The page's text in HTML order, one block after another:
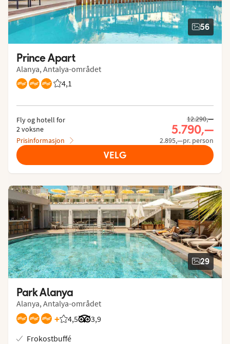
56
Prince Apart
Alanya, Antalya-området
4,1
Vurdering fra Vings gjester: 4.093/5
Fly og hotell for
2 voksne
Prisinformasjon
12.290,—
5.790,—
2.895,—pr. person
VELG
29
Park Alanya
Alanya, Antalya-området
+ 4,5
Vurdering fra Vings gjester: 4.549/5
3,9
Vurdering fra Tripadvisor: 3.9 of 5
Frokostbuffé